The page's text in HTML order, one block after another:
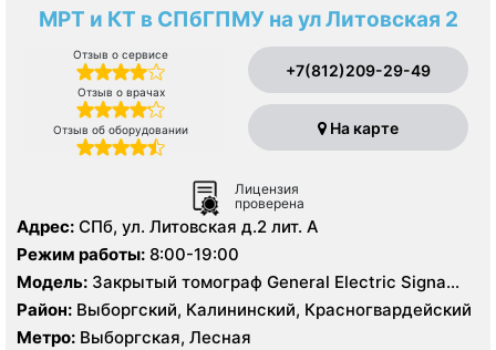
МРТ и КТ в СПбГПМУ на ул Литовская 2
Отзыв о сервисе
Отзыв о врачах
Отзыв об оборудовании
+7(812)209-29-49
На карте
Лицензия
проверена
Адрес: СПб, ул. Литовская д.2 лит. А
Режим работы: 8:00-19:00
Модель: Закрытый томограф General Electric Signa
HDx 1.5 Тесла, Philips Ingenia 1.5 Тесла, КТ Philips
Ingenuity 128 срезов, УЗИ
Район: Выборгский, Калининский, Красногвардейский
Метро: Выборгская, Лесная